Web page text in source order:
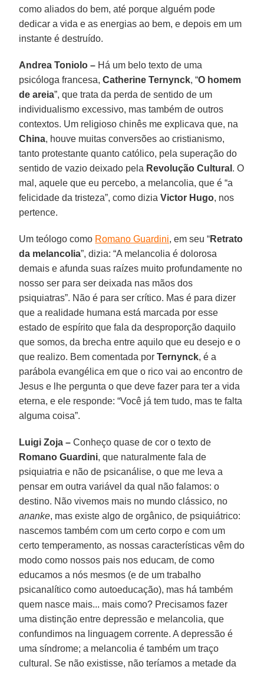
como aliados do bem, até porque alguém pode
dedicar a vida e as energias ao bem, e depois em um
instante é destruído.
Andrea Toniolo – Há um belo texto de uma
psicóloga francesa,Catherine Ternynck, “O homem
de areia”, que trata da perda de sentido de um
individualismo excessivo, mas também de outros
contextos. Um religioso chinês me explicava que, na
China, houve muitas conversões ao cristianismo,
tanto protestante quanto católico, pela superação do
sentido de vazio deixado pela Revolução Cultural . O
mal, aquele que eu percebo, a melancolia, que é “a
felicidade da tristeza”, como diziaVictor Hugo, nos
pertence.
Um teólogo como Romano Guardini, em seu “Retrato
da melancolia”, dizia: “A melancolia é dolorosa
demais e afunda suas raízes muito profundamente no
nosso ser para ser deixada nas mãos dos
psiquiatras”. Não é para ser crítico. Mas é para dizer
que a realidade humana está marcada por esse
estado de espírito que fala da desproporção daquilo
que somos, da brecha entre aquilo que eu desejo e o
que realizo. Bem comentada porTernynck, é a
parábola evangélica em que o rico vai ao encontro de
Jesus e lhe pergunta o que deve fazer para ter a vida
eterna, e ele responde: “Você já tem tudo, mas te falta
alguma coisa”.
Luigi Zoja – Conheço quase de cor o texto de
Romano Guardini, que naturalmente fala de
psiquiatria e não de psicanálise, o que me leva a
pensar em outra variável da qual não falamos: o
destino. Não vivemos mais no mundo clássico, no
ananke, mas existe algo de orgânico, de psiquiátrico:
nascemos também com um certo corpo e com um
certo temperamento, as nossas características vêm do
modo como nossos pais nos educam, de como
educamos a nós mesmos (e de um trabalho
psicanalítico como autoeducação), mas há também
quem nasce mais... mais como? Precisamos fazer
uma distinção entre depressão e melancolia, que
confundimos na linguagem corrente. A depressão é
uma síndrome; a melancolia é também um traço
cultural. Se não existisse, não teríamos a metade da